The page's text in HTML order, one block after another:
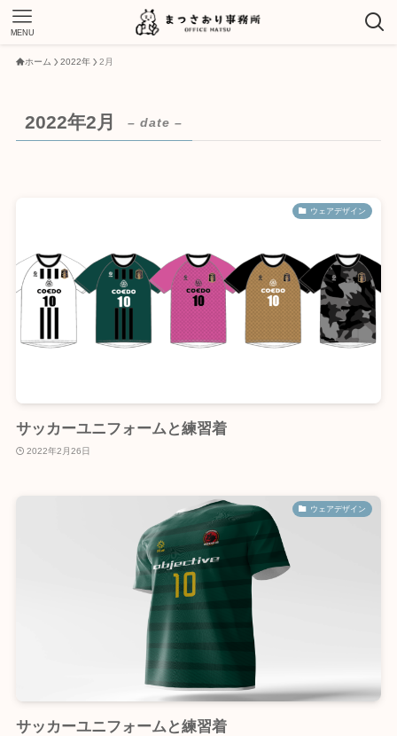
MENU
ホーム 2022年 2月
2022年2月 – date –
ウェアデザイン
サッカーユニフォームと練習着
2022年2月26日
ウェアデザイン
サッカーユニフォームと練習着